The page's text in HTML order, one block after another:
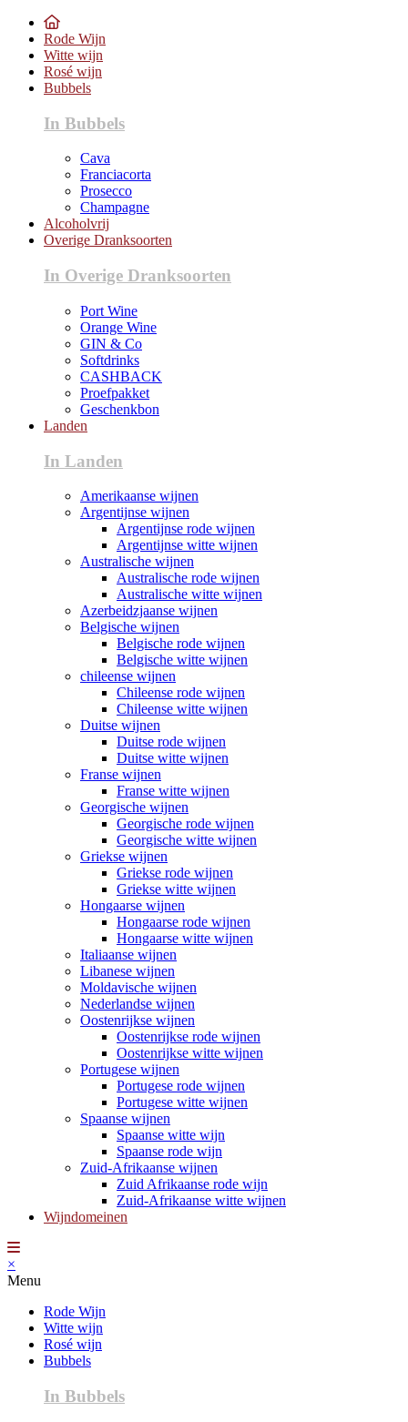
Rode Wijn
Witte wijn
Rosé wijn
Bubbels
In Bubbels
Cava
Franciacorta
Prosecco
Champagne
Alcoholvrij
Overige Dranksoorten
In Overige Dranksoorten
Port Wine
Orange Wine
GIN & Co
Softdrinks
CASHBACK
Proefpakket
Geschenkbon
Landen
In Landen
Amerikaanse wijnen
Argentijnse wijnen
Argentijnse rode wijnen
Argentijnse witte wijnen
Australische wijnen
Australische rode wijnen
Australische witte wijnen
Azerbeidzjaanse wijnen
Belgische wijnen
Belgische rode wijnen
Belgische witte wijnen
chileense wijnen
Chileense rode wijnen
Chileense witte wijnen
Duitse wijnen
Duitse rode wijnen
Duitse witte wijnen
Franse wijnen
Franse witte wijnen
Georgische wijnen
Georgische rode wijnen
Georgische witte wijnen
Griekse wijnen
Griekse rode wijnen
Griekse witte wijnen
Hongaarse wijnen
Hongaarse rode wijnen
Hongaarse witte wijnen
Italiaanse wijnen
Libanese wijnen
Moldavische wijnen
Nederlandse wijnen
Oostenrijkse wijnen
Oostenrijkse rode wijnen
Oostenrijkse witte wijnen
Portugese wijnen
Portugese rode wijnen
Portugese witte wijnen
Spaanse wijnen
Spaanse witte wijn
Spaanse rode wijn
Zuid-Afrikaanse wijnen
Zuid Afrikaanse rode wijn
Zuid-Afrikaanse witte wijnen
Wijndomeinen
×
Menu
Rode Wijn
Witte wijn
Rosé wijn
Bubbels
In Bubbels